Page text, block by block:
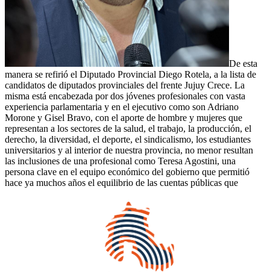
De esta
manera se refirió el Diputado Provincial Diego Rotela, a la lista de
candidatos de diputados provinciales del frente Jujuy Crece. La
misma está encabezada por dos jóvenes profesionales con vasta
experiencia parlamentaria y en el ejecutivo como son Adriano
Morone y Gisel Bravo, con el aporte de hombre y mujeres que
representan a los sectores de la salud, el trabajo, la producción, el
derecho, la diversidad, el deporte, el sindicalismo, los estudiantes
universitarios y al interior de nuestra provincia, no menor resultan
las inclusiones de una profesional como Teresa Agostini, una
persona clave en el equipo económico del gobierno que permitió
hace ya muchos años el equilibrio de las cuentas públicas que